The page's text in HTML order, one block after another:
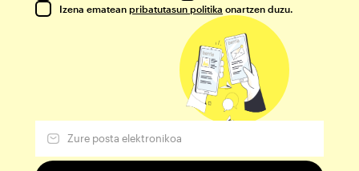
Izena ematean pribatutasun politika onartzen duzu.